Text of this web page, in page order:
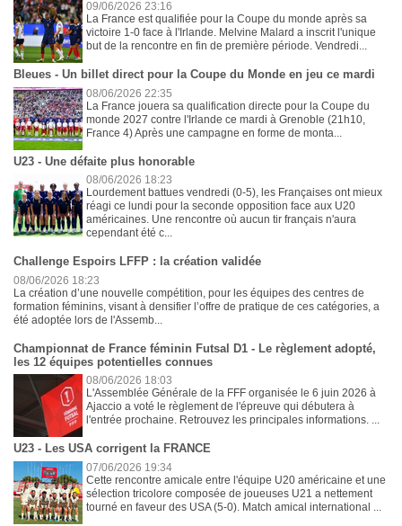
09/06/2026 23:16
La France est qualifiée pour la Coupe du monde après sa
victoire 1-0 face à l'Irlande. Melvine Malard a inscrit l'unique
but de la rencontre en fin de première période. Vendredi...
Bleues - Un billet direct pour la Coupe du Monde en jeu ce mardi
08/06/2026 22:35
La France jouera sa qualification directe pour la Coupe du
monde 2027 contre l'Irlande ce mardi à Grenoble (21h10,
France 4) Après une campagne en forme de monta...
U23 - Une défaite plus honorable
08/06/2026 18:23
Lourdement battues vendredi (0-5), les Françaises ont mieux
réagi ce lundi pour la seconde opposition face aux U20
américaines. Une rencontre où aucun tir français n'aura
cependant été c...
Challenge Espoirs LFFP : la création validée
08/06/2026 18:23
La création d’une nouvelle compétition, pour les équipes des centres de
formation féminins, visant à densifier l’offre de pratique de ces catégories, a
été adoptée lors de l'Assemb...
Championnat de France féminin Futsal D1 - Le règlement adopté,
les 12 équipes potentielles connues
08/06/2026 18:03
L'Assemblée Générale de la FFF organisée le 6 juin 2026 à
Ajaccio a voté le règlement de l'épreuve qui débutera à
l'entrée prochaine. Retrouvez les principales informations. ...
U23 - Les USA corrigent la FRANCE
07/06/2026 19:34
Cette rencontre amicale entre l'équipe U20 américaine et une
sélection tricolore composée de joueuses U21 a nettement
tourné en faveur des USA (5-0). Match amical international ...